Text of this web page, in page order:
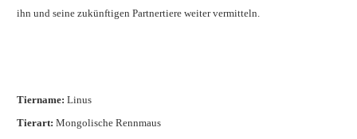
ihn und seine zukünftigen Partnertiere weiter vermitteln.
Tiername: Linus
Tierart: Mongolische Rennmaus